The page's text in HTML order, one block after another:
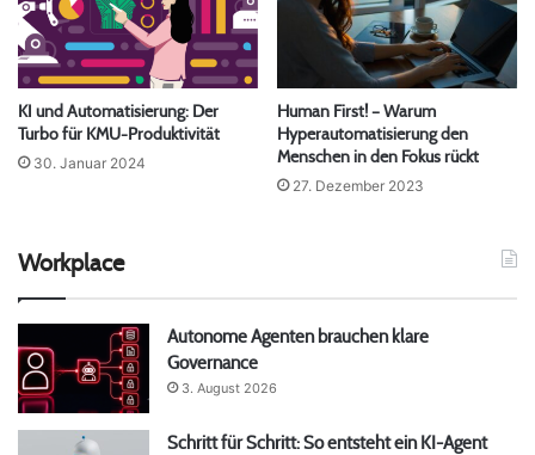
KI und Automatisierung: Der
Turbo für KMU-Produktivität
30. Januar 2024
Human First! – Warum
Hyperautomatisierung den
Menschen in den Fokus rückt
27. Dezember 2023
Workplace
Autonome Agenten brauchen klare
Governance
3. August 2026
Schritt für Schritt: So entsteht ein KI-Agent